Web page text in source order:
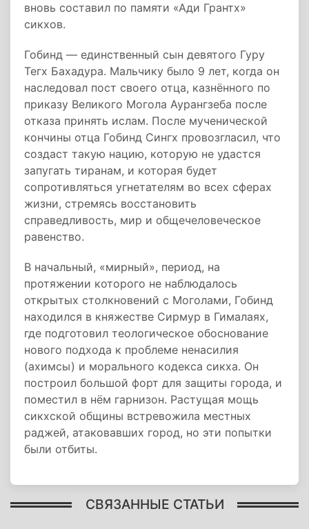
вновь составил по памяти «Ади Грантх»
сикхов.
Гобинд — единственный сын девятого Гуру
Тегх Бахадура. Мальчику было 9 лет, когда он
наследовал пост своего отца, казнённого по
приказу Великого Могола Аурангзеба после
отказа принять ислам. После мученической
кончины отца Гобинд Сингх провозгласил, что
создаст такую нацию, которую не удастся
запугать тиранам, и которая будет
сопротивляться угнетателям во всех сферах
жизни, стремясь восстановить
справедливость, мир и общечеловеческое
равенство.
В начальный, «мирный», период, на
протяжении которого не наблюдалось
открытых столкновений с Моголами, Гобинд
находился в княжестве Сирмур в Гималаях,
где подготовил теологическое обоснование
нового подхода к проблеме ненасилия
(ахимсы) и морального кодекса сикха. Он
построил большой форт для защиты города, и
поместил в нём гарнизон. Растущая мощь
сикхской общины встревожила местных
раджей, атаковавших город, но эти попытки
были отбиты.
СВЯЗАННЫЕ СТАТЬИ